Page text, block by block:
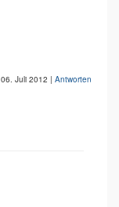
06. Juli 2012 | Antworten